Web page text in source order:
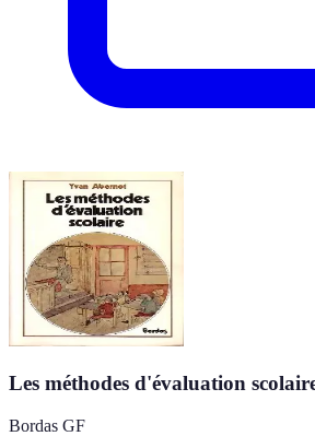
Les méthodes d'évaluation
Bordas GF